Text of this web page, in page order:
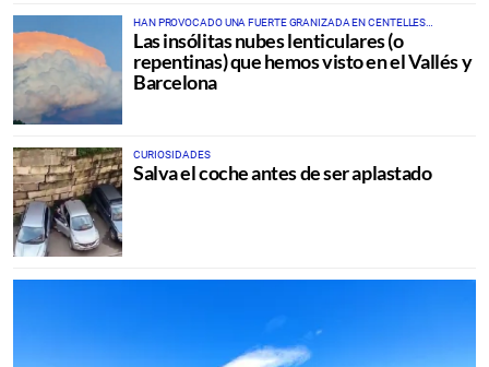
HAN PROVOCADO UNA FUERTE GRANIZADA EN CENTELLES
(BARCELONA) Y UNA GRAN TORMENTA EN MITAD DEL
MEDITERRÁNEO
Las insólitas nubes lenticulares (o
repentinas) que hemos visto en el Vallés y
Barcelona
CURIOSIDADES
Salva el coche antes de ser aplastado